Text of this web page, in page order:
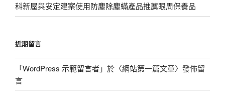
科新屋與安定建案使用防塵除塵蟎產品推薦眼周保養品
近期留言
「WordPress 示範留言者」於〈網站第一篇文章〉發佈留
言